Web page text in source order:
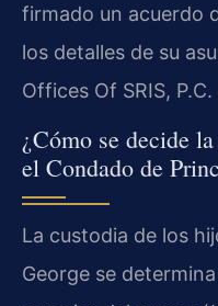
firmado un acuerdo
los detalles de su
Offices Of SRIS,
¿Cómo se decide
el Condado de
La custodia de los
George se